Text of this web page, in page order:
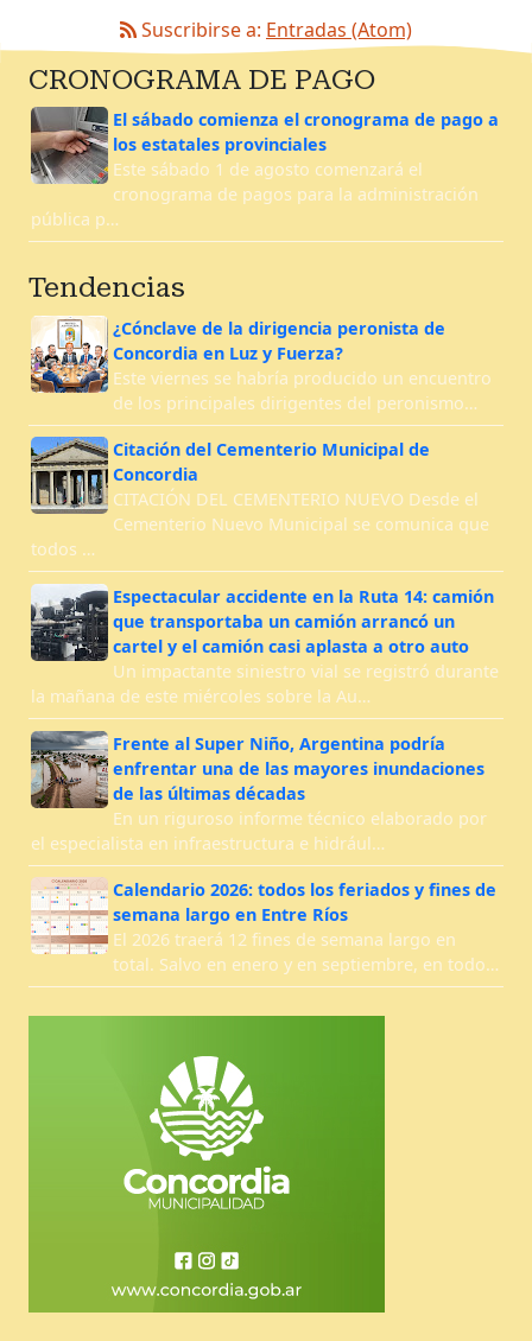
Suscribirse a: Entradas (Atom)
CRONOGRAMA DE PAGO
El sábado comienza el cronograma de pago a
los estatales provinciales
Este sábado 1 de agosto comenzará el
cronograma de pagos para la administración
pública p…
Tendencias
¿Cónclave de la dirigencia peronista de
Concordia en Luz y Fuerza?
Este viernes se habría producido un encuentro
de los principales dirigentes del peronismo…
Citación del Cementerio Municipal de
Concordia
CITACIÓN DEL CEMENTERIO NUEVO Desde el
Cementerio Nuevo Municipal se comunica que
todos …
Espectacular accidente en la Ruta 14: camión
que transportaba un camión arrancó un
cartel y el camión casi aplasta a otro auto
Un impactante siniestro vial se registró durante
la mañana de este miércoles sobre la Au…
Frente al Super Niño, Argentina podría
enfrentar una de las mayores inundaciones
de las últimas décadas
En un riguroso informe técnico elaborado por
el especialista en infraestructura e hidrául…
Calendario 2026: todos los feriados y fines de
semana largo en Entre Ríos
El 2026 traerá 12 fines de semana largo en
total. Salvo en enero y en septiembre, en todo…